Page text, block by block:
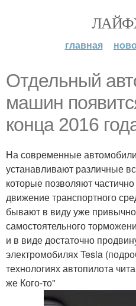
главная
Отдельный
машин
конца 2016
На современные
устанавливают различные
которые позволяют
движение транспортного
бывают в виду уже
самостоятельного
и в виде достаточно
электромобилях Tesla
технологиях автопилота
же Кого-то"